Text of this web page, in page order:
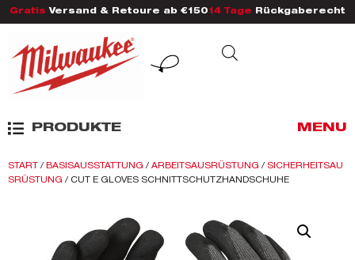
Gratis Versand & Retoure ab €150 14 Tage Rückgaberecht
PRODUKTE MENU
START / BASISAUSSTATTUNG / ARBEITSAUSRÜSTUNG / SICHERHEITSAU
SRÜSTUNG / CUT E GLOVES SCHNITTSCHUTZHANDSCHUHE